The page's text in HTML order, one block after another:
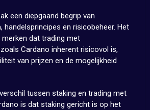
een diepgaand begrip van
handelsprincipes en risicobeheer. Het
dat trading met
Cardano inherent risicovol is,
van prijzen en de mogelijkheid
tussen staking en trading met
is dat staking gericht is op het